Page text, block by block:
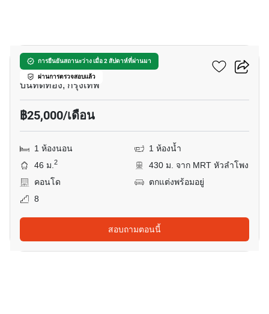
การยืนยันสถานะว่าง เมื่อ 2 สัปดาห์ที่ผ่านมา
ผ่านการตรวจสอบแล้ว
เดอะ รูม พระราม 4
บันทัดทอง, กรุงเทพ
฿25,000/เดือน
1 ห้องนอน
1 ห้องน้ำ
46 ม.2
430 ม. จาก MRT หัวลำโพง
คอนโด
ตกแต่งพร้อมอยู่
8
สอบถามตอนนี้